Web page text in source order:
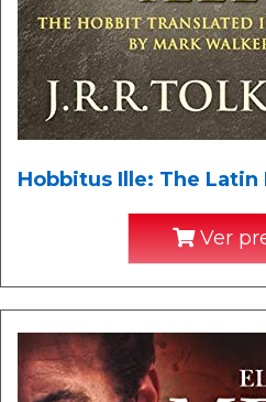
Hobbitus Ille: The Latin
Ver